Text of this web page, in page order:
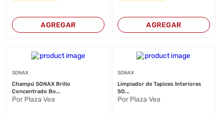
AGREGAR AGREGAR
SONAX
Champú SONAX Brillo
Concentrado Bo...
Por Plaza Vea
SONAX
Limpiador de Tapices Interiores
SO...
Por Plaza Vea